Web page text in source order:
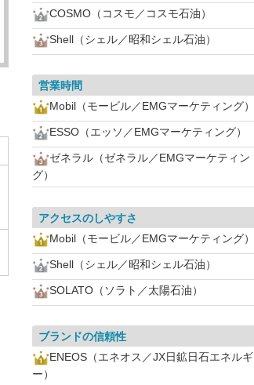
COSMO（コスモ／コスモ石油）
Shell（シェル／昭和シェル石油）
営業時間
Mobil（モービル／EMGマーケティング）
ESSO（エッソ／EMGマーケティング）
ゼネラル（ゼネラル／EMGマーケティン
グ）
アクセスのしやすさ
Mobil（モービル／EMGマーケティング）
Shell（シェル／昭和シェル石油）
SOLATO（ソラト／太陽石油）
ブランドの信頼性
ENEOS（エネオス／JX日鉱日石エネルギ
ー）